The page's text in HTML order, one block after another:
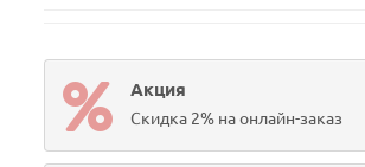
Акция
Скидка 2% на онлайн-заказ